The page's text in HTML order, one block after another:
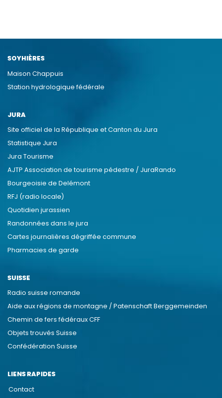
SOYHIÈRES
Maison Chappuis
Station hydrologique fédérale
JURA
Site officiel de la République et Canton du Jura
Statistique Jura
Jura Tourisme
AJTP Association de tourisme pédestre / JuraRando
Bourgeoisie de Delémont
RFJ (radio locale)
Quotidien jurassien
Randonnées dans le jura
Cartes journalières dégriffée commune
Pharmacies de garde
SUISSE
Radio suisse romande
Aide aux régions de montagne / Patenschaft Berggemeinden
Chemin de fers fédéraux CFF
Objets trouvés Suisse
Confédération Suisse
LIENS RAPIDES
Contact